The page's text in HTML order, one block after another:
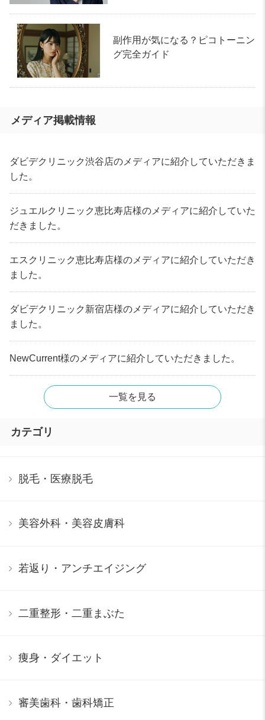
副作用が気になる？ピコトーニン
グ完全ガイド
メディア掲載情報
ダビデクリニック渋谷店のメディアに紹介していただきま
した。
ジュエルクリニック恵比寿店様のメディアに紹介していた
だきました。
エスクリニック恵比寿店様のメディアに紹介していただき
ました。
ダビデクリニック新宿店様のメディアに紹介していただき
ました。
NewCurrent様のメディアに紹介していただきました。
一覧を見る
カテゴリ
脱毛・医療脱毛
美容外科・美容皮膚科
若返り・アンチエイジング
二重整形・二重まぶた
痩身・ダイエット
審美歯科・歯科矯正